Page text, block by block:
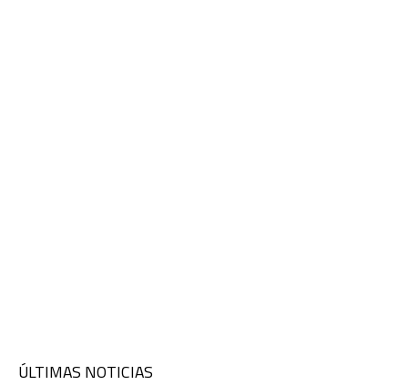
ÚLTIMAS NOTICIAS